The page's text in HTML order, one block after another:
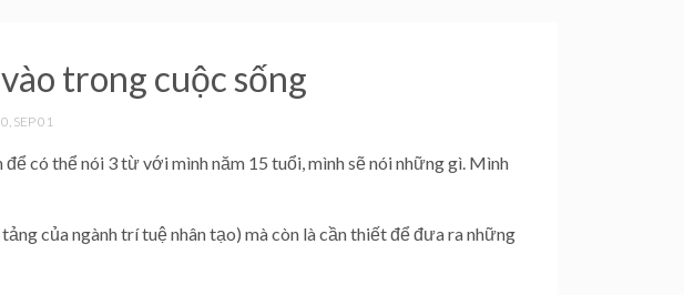
trong cuộc sống
SEP 01
có thể nói 3 từ với mình năm 15 tuổi, mình sẽ nói những gì. Mình
của ngành trí tuệ nhân tạo) mà còn là cần thiết để đưa ra những